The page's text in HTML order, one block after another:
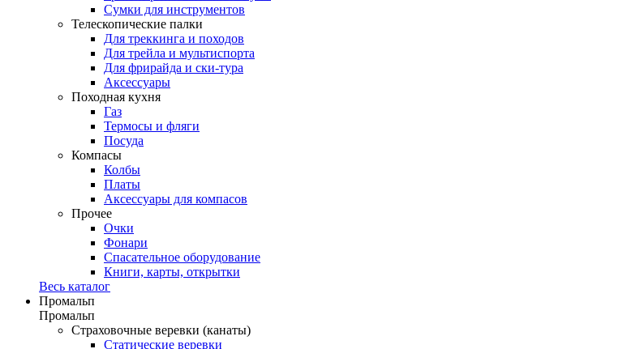
Сумки для инструментов
Телескопические палки
Для треккинга и походов
Для трейла и мультиспорта
Для фрирайда и ски-тура
Аксессуары
Походная кухня
Газ
Термосы и фляги
Посуда
Компасы
Колбы
Платы
Аксессуары для компасов
Прочее
Очки
Фонари
Спасательное оборудование
Книги, карты, открытки
Весь каталог
Промальп
Промальп
Страховочные веревки (канаты)
Статические веревки